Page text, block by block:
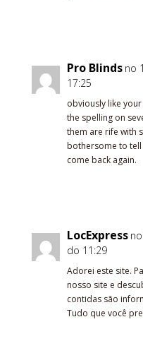
Pro Blinds no
17:25
obviously like
the spelling on
them are rife with
bothersome to tell
come back again.
LocExpress
do 11:29
Adorei este site.
nosso site e
contidas são
Tudo que você